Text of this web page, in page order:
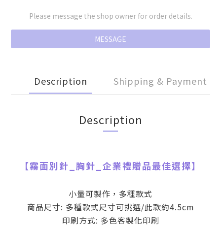
Please message the shop owner for order details.
MESSAGE
Description Shipping & Payment
Description
【霧面別針_胸針 企業禮贈品最佳選擇】
小量可製作，多種款式
商品尺寸: 多種款式尺寸可挑選/此款約4.5cm
印刷方式: 多色客製化印刷